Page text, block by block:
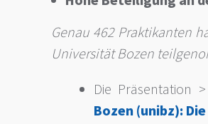
Genau 462 Praktikanten
Universität Bozen
Die Präsentation >
Bozen (unibz): Die